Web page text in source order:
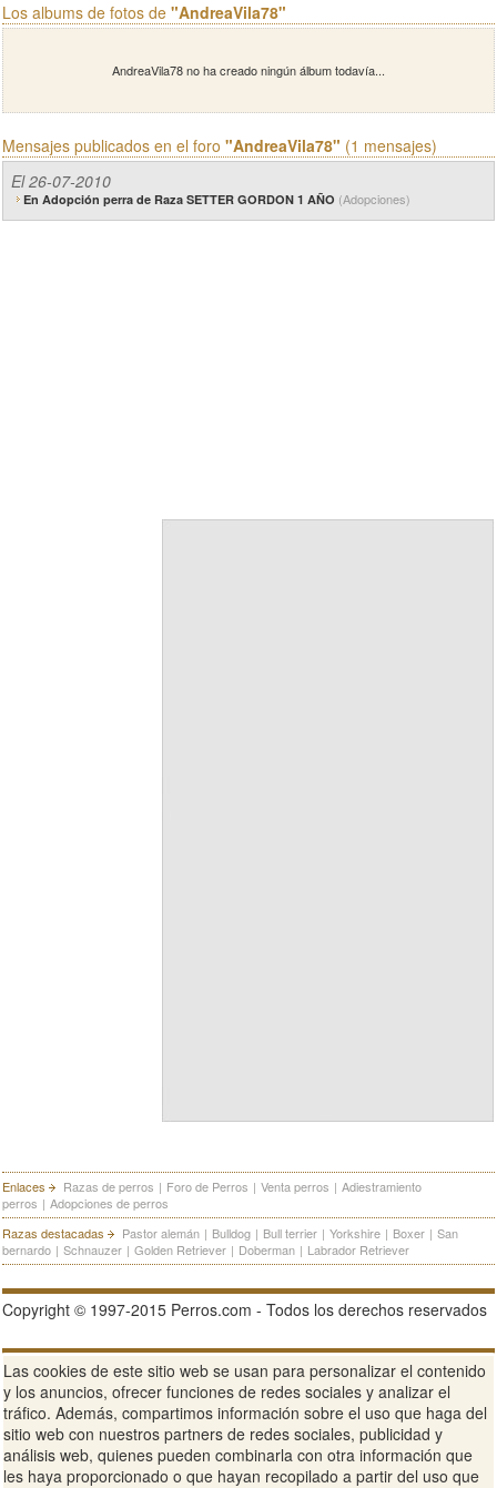
Los albums de fotos de "AndreaVila78"
AndreaVila78 no ha creado ningún álbum todavía...
Mensajes publicados en el foro "AndreaVila78" (1 mensajes)
El 26-07-2010
En Adopción perra de Raza SETTER GORDON 1 AÑO (Adopciones)
Enlaces Razas de perros | Foro de Perros | Venta perros | Adiestramiento
perros | Adopciones de perros
Razas destacadas
Pastor alemán | Bulldog | Bull terrier | Yorkshire | Boxer | San
bernardo | Schnauzer | Golden Retriever | Doberman | Labrador Retriever
Copyright © 1997-2015 Perros.com - Todos los derechos reservados
Publicidad en Perros.com | Contacte | Aviso Legal Política de
privacidad | Condiciones de uso
Ver sitio web completo
Las cookies de este sitio web se usan para personalizar el contenido
y los anuncios, ofrecer funciones de redes sociales y analizar el
tráfico. Además, compartimos información sobre el uso que haga del
sitio web con nuestros partners de redes sociales, publicidad y
análisis web, quienes pueden combinarla con otra información que
les haya proporcionado o que hayan recopilado a partir del uso que